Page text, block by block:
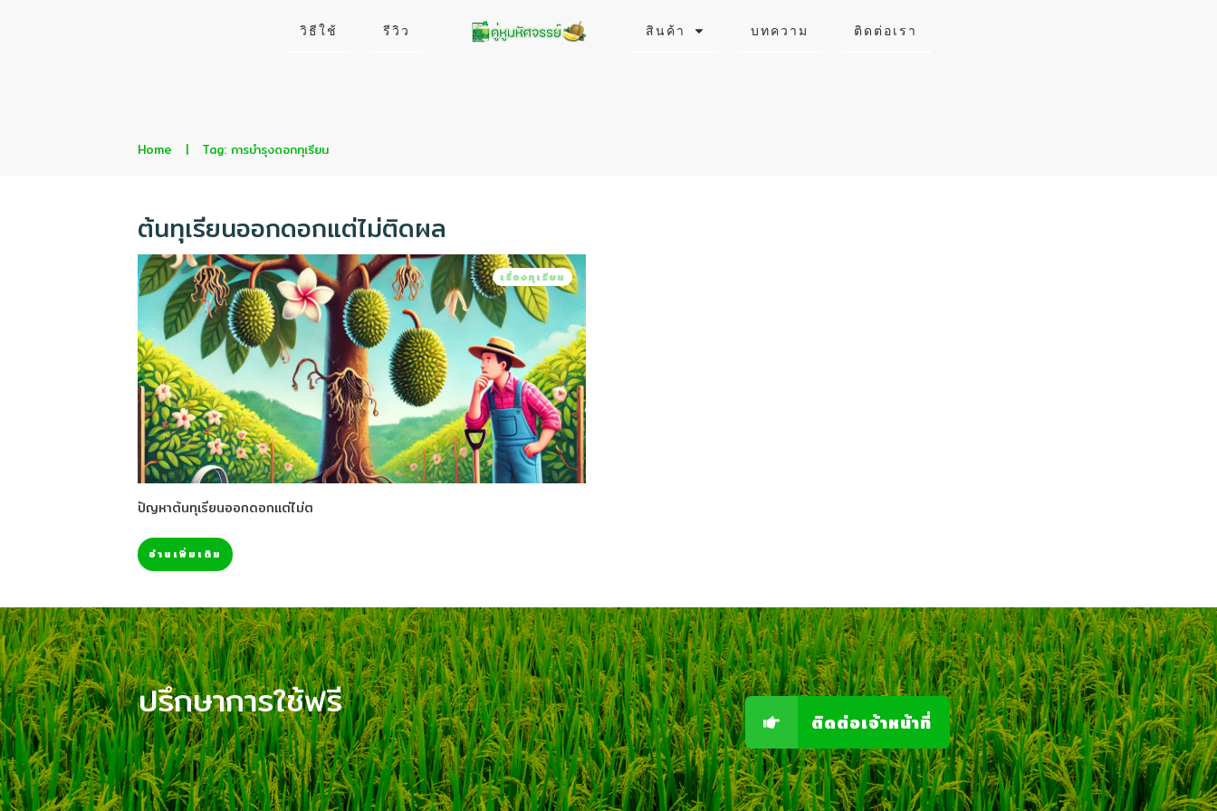
วิธีใช้ รีวิว สินค้า บทความ ติดต่อเรา
Home | Tag: การบำรุงดอกทุเรียน
ต้นทุเรียนออกดอกแต่ไม่ติดผล
เรื่องทุเรียน
ปัญหาต้นทุเรียนออกดอกแต่ไม่ต
อ่านเพิ่มเติม
ปรึกษาการใช้ฟรี ติดต่อเจ้าหน้าที่